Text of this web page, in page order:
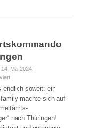
14. Mai 2024
für
Ein
nach
soweit: ein
machte sich auf